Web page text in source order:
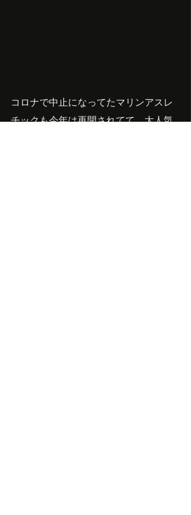
コロナで中止になってたマリンアスレ
チックも今年は再開されてて、大人気